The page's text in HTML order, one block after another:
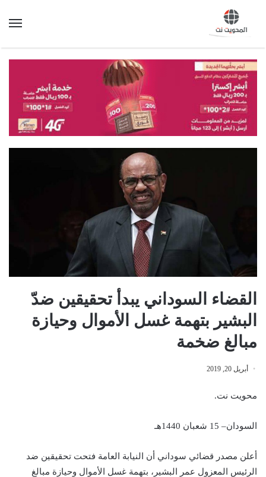
القضاء السوداني يبدأ تحقيقين ضدّ
البشير بتهمة غسل الأموال وحيازة
مبالغ ضخمة
أبريل 20, 2019
محويت نت.
السودان– 15 شعبان 1440هـ
أعلن مصدر قضائي سوداني أن النيابة العامة فتحت تحقيقين ضد
الرئيس المعزول عمر البشير، بتهمة غسل الأموال وحيازة مبالغ